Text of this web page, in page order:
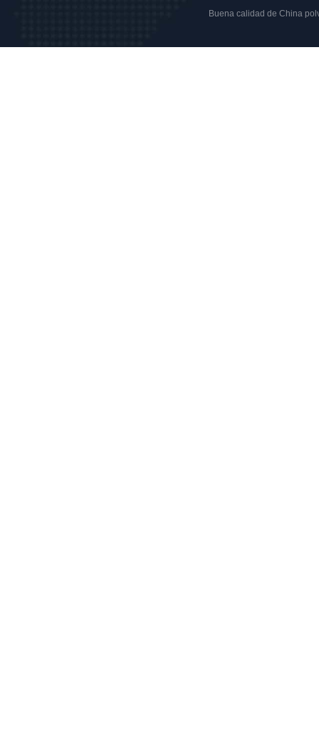
Buena calidad de China